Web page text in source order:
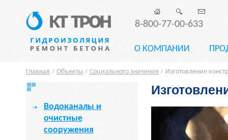
8-800-77-00-633
О КОМПАНИИ
Главная / Объекты / Социального значения / Изготовление
Водоканалы и
очистные
сооружения